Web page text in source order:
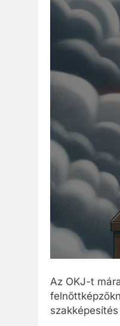
Az OKJ-t